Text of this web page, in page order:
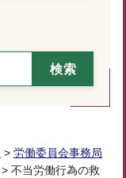
> 労働委員会事務局
> 不当労働行為の救